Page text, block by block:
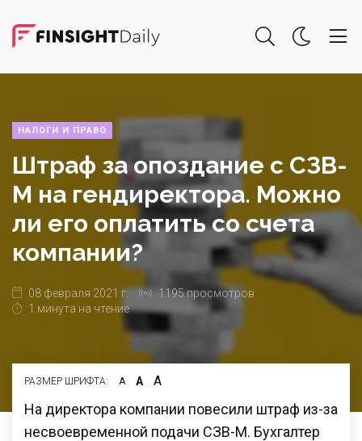
НАЛОГИ И ПРАВО
Штраф за опоздание с СЗВ-
М на гендиректора. Можно
ли его оплатить со счета
компании?
08 февраля 2021 г.
1195 просмотров
1 минута на чтение
РАЗМЕР ШРИФТА: А А А
На директора компании повесили штраф из-за
несвоевременной подачи СЗВ-М. Бухгалтер